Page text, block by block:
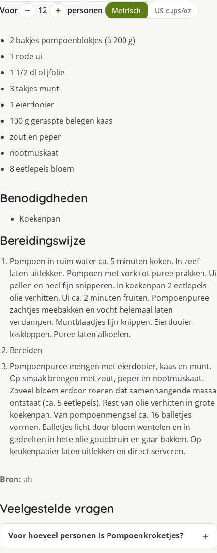
Voor − 12 + personen Metrisch US cups/oz
2 bakjes pompoenblokjes (à 200 g)
1 rode ui
1 1/2 dl olijfolie
3 takjes munt
1 eierdooier
100 g geraspte belegen kaas
zout en peper
nootmuskaat
8 eetlepels bloem
Benodigdheden
Koekenpan
Bereidingswijze
Pompoen in ruim water ca. 5 minuten koken. In zeef
laten uitlekken. Pompoen met vork tot puree prakken. Ui
pellen en heel fijn snipperen. In koekenpan 2 eetlepels
olie verhitten. Ui ca. 2 minuten fruiten. Pompoenpuree
zachtjes meebakken en vocht helemaal laten
verdampen. Muntblaadjes fijn knippen. Eierdooier
loskloppen. Puree laten afkoelen.
Bereiden
Pompoenpuree mengen met eierdooier, kaas en munt.
Op smaak brengen met zout, peper en nootmuskaat.
Zoveel bloem erdoor roeren dat samenhangende massa
ontstaat (ca. 5 eetlepels). Rest van olie verhitten in grote
koekenpan. Van pompoenmengsel ca. 16 balletjes
vormen. Balletjes licht door bloem wentelen en in
gedeelten in hete olie goudbruin en gaar bakken. Op
keukenpapier laten uitlekken en direct serveren.
Bron: ah
Veelgestelde vragen
Voor hoeveel personen is Pompoenkroketjes?